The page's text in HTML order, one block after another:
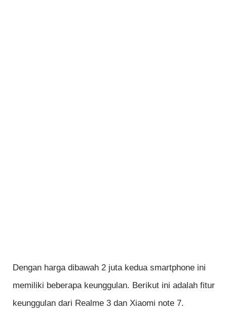
Dengan harga dibawah 2 juta kedua smartphone ini
memiliki beberapa keunggulan. Berikut ini adalah fitur
keunggulan dari Realme 3 dan Xiaomi note 7.